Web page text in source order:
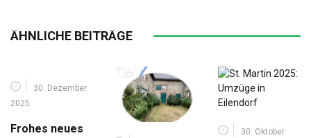
ÄHNLICHE BEITRÄGE
30. Dezember
2025
Frohes neues 30. Oktober